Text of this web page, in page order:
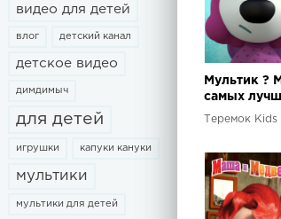
видео для детей
влог детский канал
детское видео
димдимыч
для детей
игрушки капуки кануки
мультики
мультики для детей
Мультик
самых
Сборник на
Теремок Kids